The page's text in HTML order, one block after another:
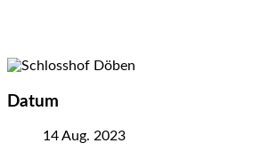
Datum
14 Aug. 2023